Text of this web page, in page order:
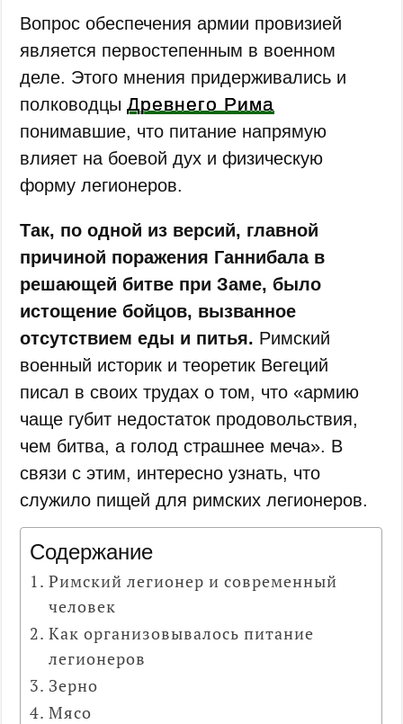
Вопрос обеспечения армии провизией
является первостепенным в военном
деле. Этого мнения придерживались и
полководцыДревнего Рима
понимавшие, что питание напрямую
влияет на боевой дух и физическую
форму легионеров.
Так, по одной из версий, главной
причиной поражения Ганнибала в
решающей битве при Заме, было
истощение бойцов, вызванное
отсутствием еды и питья. Римский
военный историк и теоретик Вегеций
писал в своих трудах о том, что «армию
чаще губит недостаток продовольствия,
чем битва, а голод страшнее меча». В
связи с этим, интересно узнать, что
служило пищей для римских легионеров.
Содержание
Римский легионер и современный
человек
Как организовывалось питание
легионеров
Зерно
Мясо